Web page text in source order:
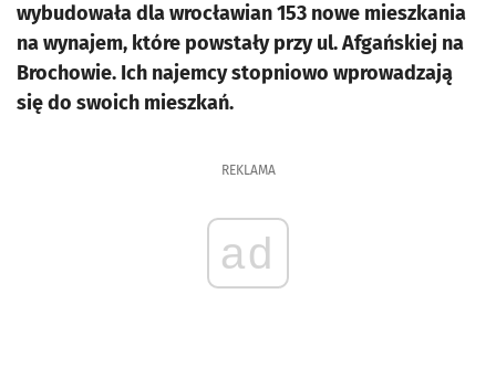
wybudowała dla wrocławian 153 nowe mieszkania
na wynajem, które powstały przy ul. Afgańskiej na
Brochowie. Ich najemcy stopniowo wprowadzają
się do swoich mieszkań.
REKLAMA
ad